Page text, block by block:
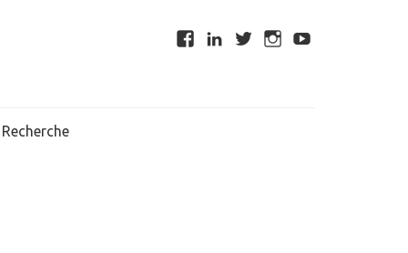
Recherche